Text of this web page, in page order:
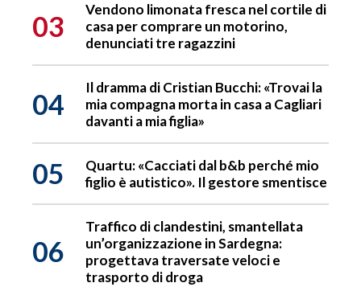
03
Vendono limonata fresca nel cortile di
casa per comprare un motorino,
denunciati tre ragazzini
04
Il dramma di Cristian Bucchi: «Trovai la
mia compagna morta in casa a Cagliari
davanti a mia figlia»
05
Quartu: «Cacciati dal b&b perché mio
figlio è autistico». Il gestore smentisce
06
Traffico di clandestini, smantellata
un’organizzazione in Sardegna:
progettava traversate veloci e
trasporto di droga